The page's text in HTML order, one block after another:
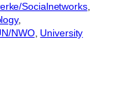
Socialnetworks
NWO, University